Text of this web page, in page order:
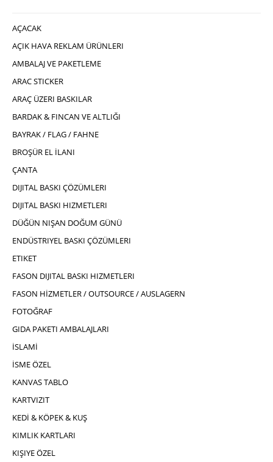
AÇACAK
AÇIK HAVA REKLAM ÜRÜNLERI
AMBALAJ VE PAKETLEME
ARAC STICKER
ARAÇ ÜZERI BASKILAR
BARDAK & FINCAN VE ALTLIĞI
BAYRAK / FLAG / FAHNE
BROŞÜR EL İLANI
ÇANTA
DIJITAL BASKI ÇÖZÜMLERI
DIJITAL BASKI HIZMETLERI
DÜĞÜN NIŞAN DOĞUM GÜNÜ
ENDÜSTRIYEL BASKI ÇÖZÜMLERI
ETIKET
FASON DIJITAL BASKI HIZMETLERI
FASON HİZMETLER / OUTSOURCE / AUSLAGERN
FOTOĞRAF
GIDA PAKETI AMBALAJLARI
İSLAMİ
İSME ÖZEL
KANVAS TABLO
KARTVIZIT
KEDİ & KÖPEK & KUŞ
KIMLIK KARTLARI
KIŞIYE ÖZEL